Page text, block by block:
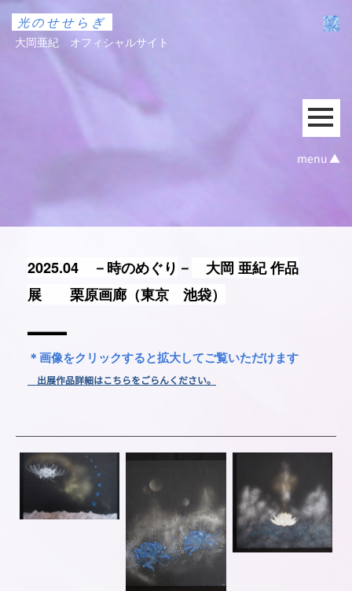
光のせせらぎ
大岡亜紀 オフィシャルサイト
menu ▲
2025.04 －時のめぐり －
大岡 亜紀 作品
展
栗原画廊（東京 池袋）
＊画像をクリックすると拡大してご覧いただけます
出展作品詳細はこちらをごらんください。